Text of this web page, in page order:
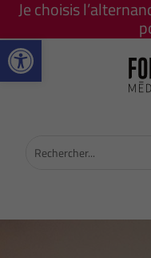
Ouvrir la barre d’outils
Je choisis